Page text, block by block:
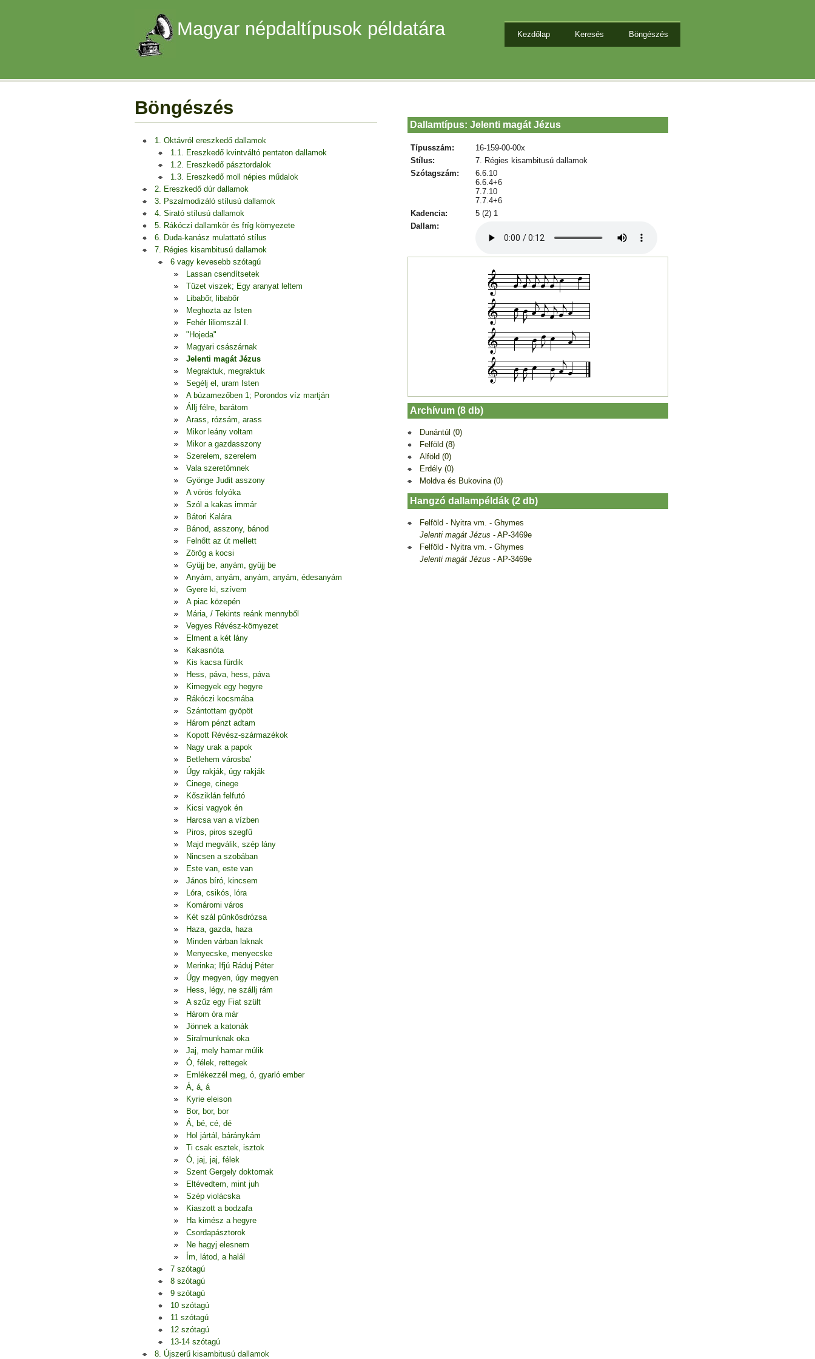
Magyar népdaltípusok példatára Kezdőlap Keresés Böngészés
Böngészés
1. Oktávról ereszkedő dallamok
1.1. Ereszkedő kvintváltó pentaton dallamok
1.2. Ereszkedő pásztordalok
1.3. Ereszkedő moll népies műdalok
2. Ereszkedő dúr dallamok
3. Pszalmodizáló stílusú dallamok
4. Sirató stílusú dallamok
5. Rákóczi dallamkör és fríg környezete
6. Duda-kanász mulattató stílus
7. Régies kisambitusú dallamok
6 vagy kevesebb szótagú
Lassan csendítsetek
Tüzet viszek; Egy aranyat leltem
Libabőr, libabőr
Meghozta az Isten
Fehér liliomszál I.
"Hojeda"
Magyari császárnak
Jelenti magát Jézus
Megraktuk, megraktuk
Segélj el, uram Isten
A búzamezőben 1; Porondos víz martján
Állj félre, barátom
Arass, rózsám, arass
Mikor leány voltam
Mikor a gazdasszony
Szerelem, szerelem
Vala szeretőmnek
Gyönge Judit asszony
A vörös folyóka
Szól a kakas immár
Bátori Kalára
Bánod, asszony, bánod
Felnőtt az út mellett
Zörög a kocsi
Gyüjj be, anyám, gyüjj be
Anyám, anyám, anyám, anyám, édesanyám
Gyere ki, szívem
A piac közepén
Mária, / Tekints reánk mennyből
Vegyes Révész-környezet
Elment a két lány
Kakasnóta
Kis kacsa fürdik
Hess, páva, hess, páva
Kimegyek egy hegyre
Rákóczi kocsmába
Szántottam gyöpöt
Három pénzt adtam
Kopott Révész-származékok
Nagy urak a papok
Betlehem városba'
Úgy rakják, úgy rakják
Cinege, cinege
Kősziklán felfutó
Kicsi vagyok én
Harcsa van a vízben
Piros, piros szegfű
Majd megválik, szép lány
Nincsen a szobában
Este van, este van
János bíró, kincsem
Lóra, csikós, lóra
Komáromi város
Két szál pünkösdrózsa
Haza, gazda, haza
Minden várban laknak
Menyecske, menyecske
Merinka; Ifjú Ráduj Péter
Úgy megyen, úgy megyen
Hess, légy, ne szállj rám
A szűz egy Fiat szült
Három óra már
Jönnek a katonák
Siralmunknak oka
Jaj, mely hamar múlik
Ó, félek, rettegek
Emlékezzél meg, ó, gyarló ember
Á, á, á
Kyrie eleison
Bor, bor, bor
Á, bé, cé, dé
Hol jártál, báránykám
Ti csak esztek, isztok
Ó, jaj, jaj, félek
Szent Gergely doktornak
Eltévedtem, mint juh
Szép violácska
Kiaszott a bodzafa
Ha kimész a hegyre
Csordapásztorok
Ne hagyj elesnem
Ím, látod, a halál
7 szótagú
8 szótagú
9 szótagú
10 szótagú
11 szótagú
12 szótagú
13-14 szótagú
8. Újszerű kisambitusú dallamok
Dallamtípus: Jelenti magát Jézus
Típusszám:
16-159-00-00x
Stílus:
7. Régies kisambitusú dallamok
Szótagszám:
6.6.10
6.6.4+6
7.7.10
7.7.4+6
Kadencia:
5 (2) 1
Dallam:
Archívum (8 db)
Dunántúl (0)
Felföld (8)
Alföld (0)
Erdély (0)
Moldva és Bukovina (0)
Hangzó dallampéldák (2 db)
Felföld - Nyitra vm. - Ghymes
Jelenti magát Jézus - AP-3469e
Felföld - Nyitra vm. - Ghymes
Jelenti magát Jézus - AP-3469e